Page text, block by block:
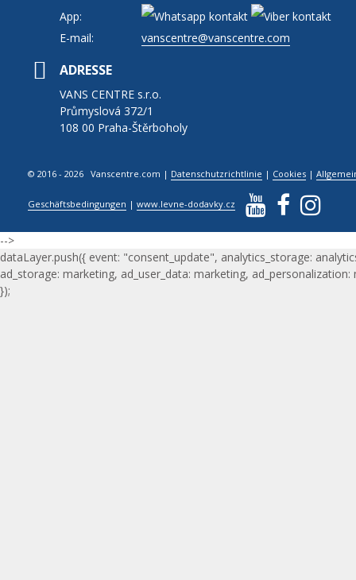
App:
E-mail:
vanscentre@vanscentre.com
ADRESSE
VANS CENTRE s.r.o.
Průmyslová 372/1
108 00 Praha-Štěrboholy
© 2016 - 2026 Vanscentre.com | Datenschutzrichtlinie | Cookies |
Geschäftsbedingungen |www.levne-dodavky.cz
-->
dataLayer.push({ event: "consent_update", analytics_storage:
ad_storage: marketing, ad_user_data: marketing, ad_personalization:
});